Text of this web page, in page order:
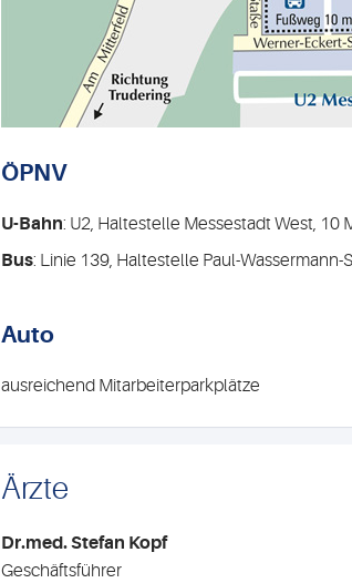
ÖPNV
U-Bahn: U2, Haltestelle Messestadt West, 10
Bus: Linie 139, Haltestelle Paul-Wassermann-
Auto
ausreichend Mitarbeiterparkplätze
Ärzte
Dr.med. Stefan Kopf
Geschäftsführer